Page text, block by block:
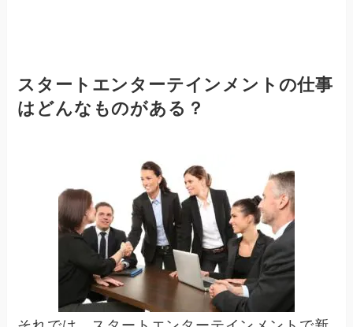
スタートエンターテインメントの仕事
はどんなものがある？